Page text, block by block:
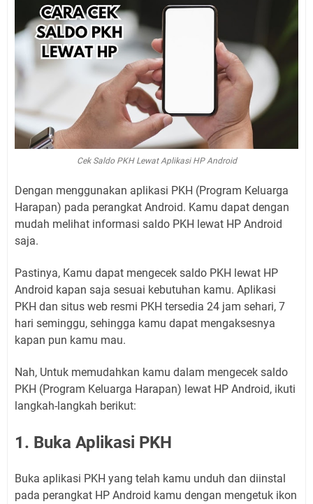
Cek Saldo PKH Lewat Aplikasi HP Android
Dengan menggunakan aplikasi PKH (Program Keluarga
Harapan) pada perangkat Android. Kamu dapat dengan
mudah melihat informasi saldo PKH lewat HP Android
saja.
Pastinya, Kamu dapat mengecek saldo PKH lewat HP
Android kapan saja sesuai kebutuhan kamu. Aplikasi
PKH dan situs web resmi PKH tersedia 24 jam sehari, 7
hari seminggu, sehingga kamu dapat mengaksesnya
kapan pun kamu mau.
Nah, Untuk memudahkan kamu dalam mengecek saldo
PKH (Program Keluarga Harapan) lewat HP Android, ikuti
langkah-langkah berikut:
1. Buka Aplikasi PKH
Buka aplikasi PKH yang telah kamu unduh dan diinstal
pada perangkat HP Android kamu dengan mengetuk ikon